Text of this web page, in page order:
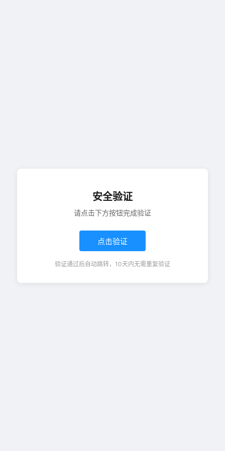
安全验证
请点击下方按钮完成验证
点击验证
验证通过后自动跳转，10天内无需重复验证